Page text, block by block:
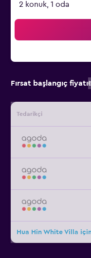
2 konuk, 1 oda
Fırsat başlangıç fiyatı
Tedarikçi
Hua Hin White Villa